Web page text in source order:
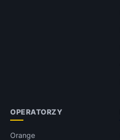
OPERATORZY
Orange